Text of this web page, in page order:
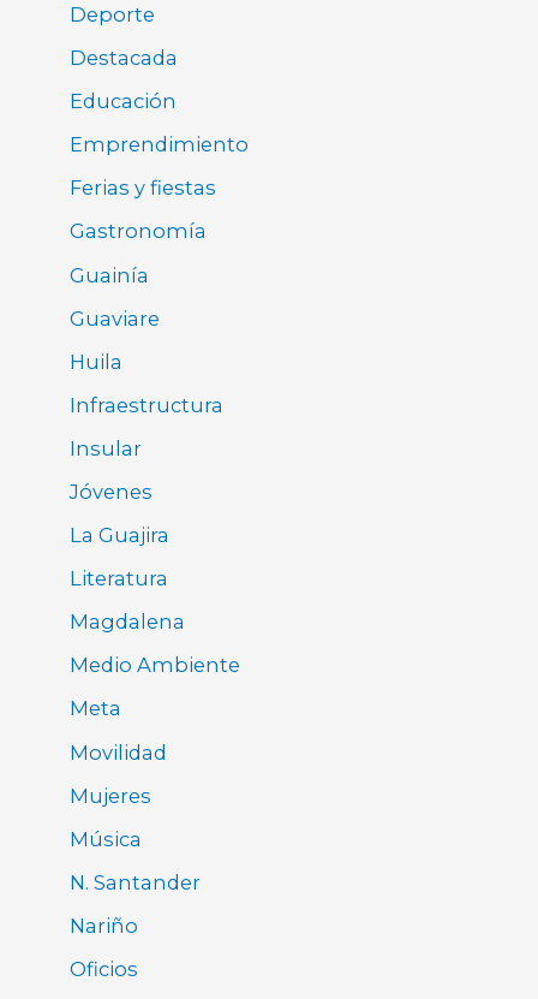
Deporte
Destacada
Educación
Emprendimiento
Ferias y fiestas
Gastronomía
Guainía
Guaviare
Huila
Infraestructura
Insular
Jóvenes
La Guajira
Literatura
Magdalena
Medio Ambiente
Meta
Movilidad
Mujeres
Música
N. Santander
Nariño
Oficios